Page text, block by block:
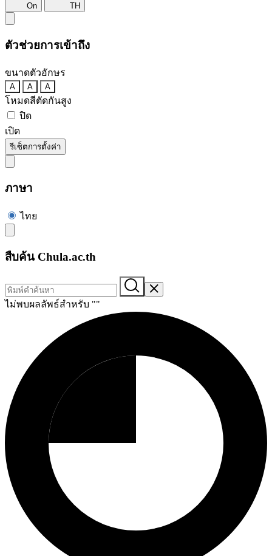
On TH
ตัวช่วยการเข้าถึง
ขนาดตัวอักษร
A A A
โหมดสีตัดกันสูง
ปิด
เปิด
รีเซ็ตการตั้งค่า
ภาษา
ไทย
สืบค้น Chula.ac.th
ไม่พบผลลัพธ์สำหรับ ""